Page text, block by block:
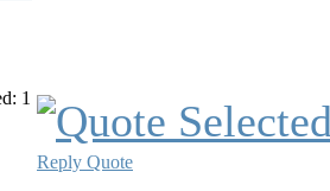
1
Reply Quote